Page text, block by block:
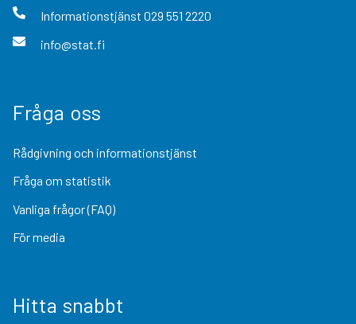
Informationstjänst 029 551 2220
info@stat.fi
Fråga oss
Rådgivning och informationstjänst
Fråga om statistik
Vanliga frågor (FAQ)
För media
Hitta snabbt